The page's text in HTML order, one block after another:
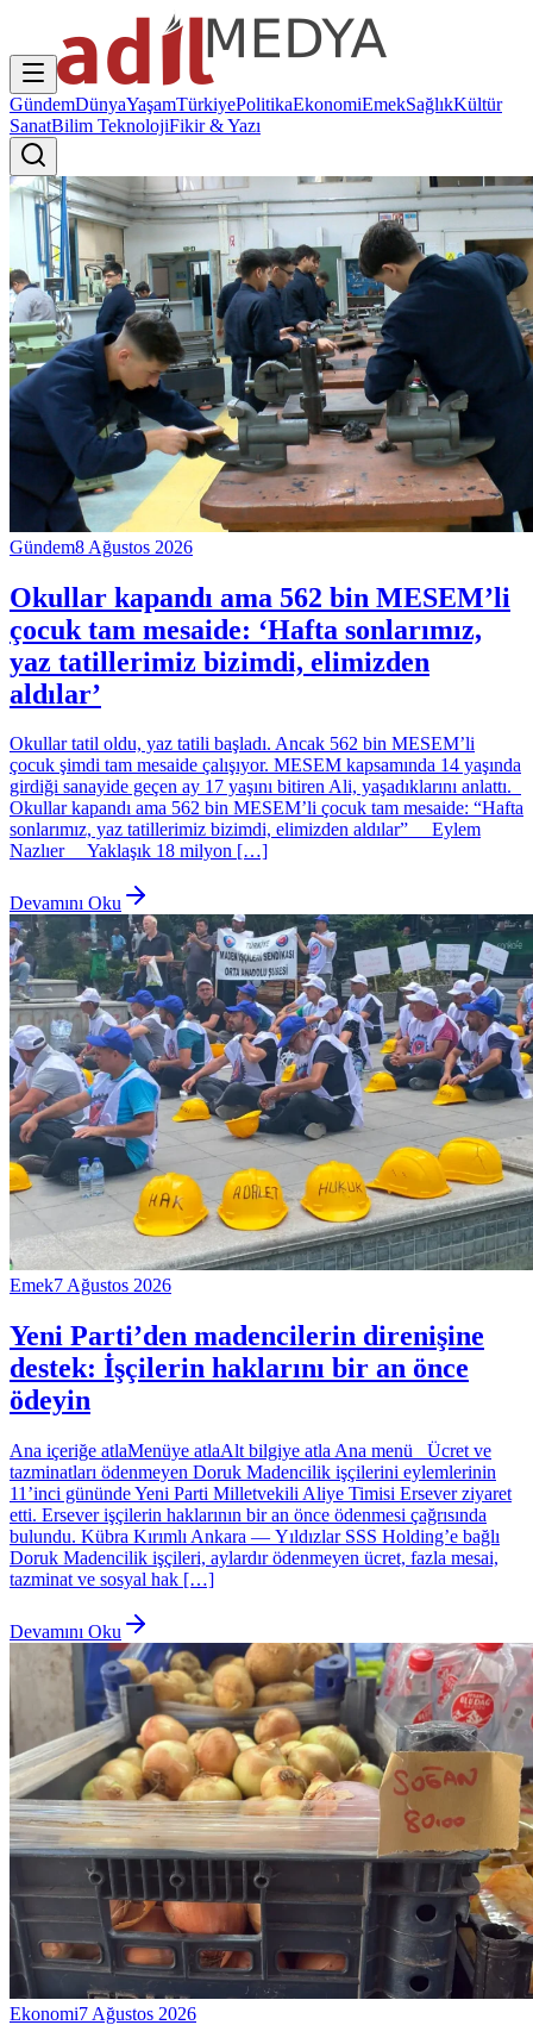
GündemDünyaYaşamTürkiyePolitikaEkonomiEmekSağlıkKültür
SanatBilim TeknolojiFikir & Yazı
Gündem8 Ağustos 2026
Okullar kapandı ama 562 bin MESEM’li
çocuk tam mesaide: ‘Hafta sonlarımız,
yaz tatillerimiz bizimdi, elimizden
aldılar’
Okullar tatil oldu, yaz tatili başladı. Ancak 562 bin MESEM’li
çocuk şimdi tam mesaide çalışıyor. MESEM kapsamında 14 yaşında
girdiği sanayide geçen ay 17 yaşını bitiren Ali, yaşadıklarını anlattı.
Okullar kapandı ama 562 bin MESEM’li çocuk tam mesaide: “Hafta
sonlarımız, yaz tatillerimiz bizimdi, elimizden aldılar” Eylem
Nazlıer Yaklaşık 18 milyon […]
Devamını Oku
Emek7 Ağustos 2026
Yeni Parti’den madencilerin direnişine
destek: İşçilerin haklarını bir an önce
ödeyin
Ana içeriğe atlaMenüye atlaAlt bilgiye atla Ana menü Ücret ve
tazminatları ödenmeyen Doruk Madencilik işçilerini eylemlerinin
11’inci gününde Yeni Parti Milletvekili Aliye Timisi Ersever ziyaret
etti. Ersever işçilerin haklarının bir an önce ödenmesi çağrısında
bulundu. Kübra Kırımlı Ankara — Yıldızlar SSS Holding’e bağlı
Doruk Madencilik işçileri, aylardır ödenmeyen ücret, fazla mesai,
tazminat ve sosyal hak […]
Devamını Oku
Ekonomi7 Ağustos 2026